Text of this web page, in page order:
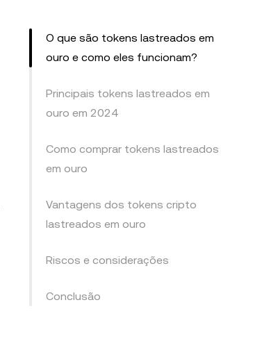
O que são tokens lastreados em
ouro e como eles funcionam?
Principais tokens lastreados em
ouro em 2024
Como comprar tokens lastreados
em ouro
Vantagens dos tokens cripto
lastreados em ouro
Riscos e considerações
Conclusão